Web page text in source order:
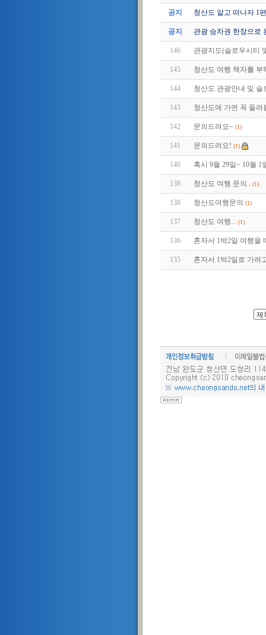
공지 청산도 알고 떠나자 1
공지 관광 승차권 한장으로
146 관광지도(슬로우시티
145 청산도 여행 책자를 부
144 청산도 관광안내 및 슬
143 청산도에 가면 꼭 들려
142 문의드려요~ (1)
141 문의드려요! (1)
140 혹시 9월 29일~ 10월
139 청산도 여행 문의.. (1)
138 청산도여행문의 (1)
137 청산도 여행... (1)
136 혼자서 1박2일 여행을
135 혼자서 1박2일로 가려